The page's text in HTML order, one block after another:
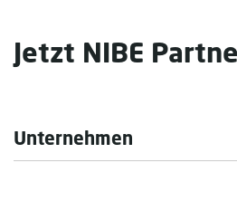
Jetzt NIBE
Unternehmen